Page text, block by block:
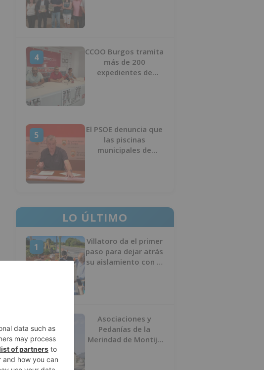
4
CCOO Burgos tramita
más de 200
expedientes de
5
El PSOE denuncia que
las piscinas
municipales de
LO ÚLTIMO
1
Villatoro da el primer
paso para dejar atrás
su aislamiento con el
2
Asociaciones y
Pedanías de la
Merindad de Montija